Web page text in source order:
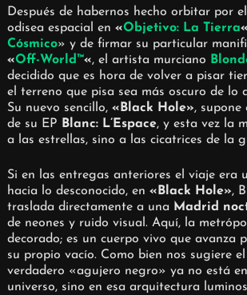
Después de habernos hecho orbitar por
odisea espacial en «Objetivo: La Tierra«
Cósmico» y de firmar su particular
«Off-World™«, el artista murciano
decidido que es hora de volver a pisar
el terreno que pisa sea más oscuro de lo
Su nuevo sencillo, «Black Hole»,
de su EP Blanc: L’Espace, y esta vez la
a las estrellas, sino a las cicatrices de la
Si en las entregas anteriores el viaje era
hacia lo desconocido, en «Black Hole»,
traslada directamente a una Madrid
de neones y ruido visual. Aquí, la
decorado; es un cuerpo vivo que avanza
su propio vacío. Como bien nos sugiere
verdadero «agujero negro» ya no está
universo, sino en esa arquitectura